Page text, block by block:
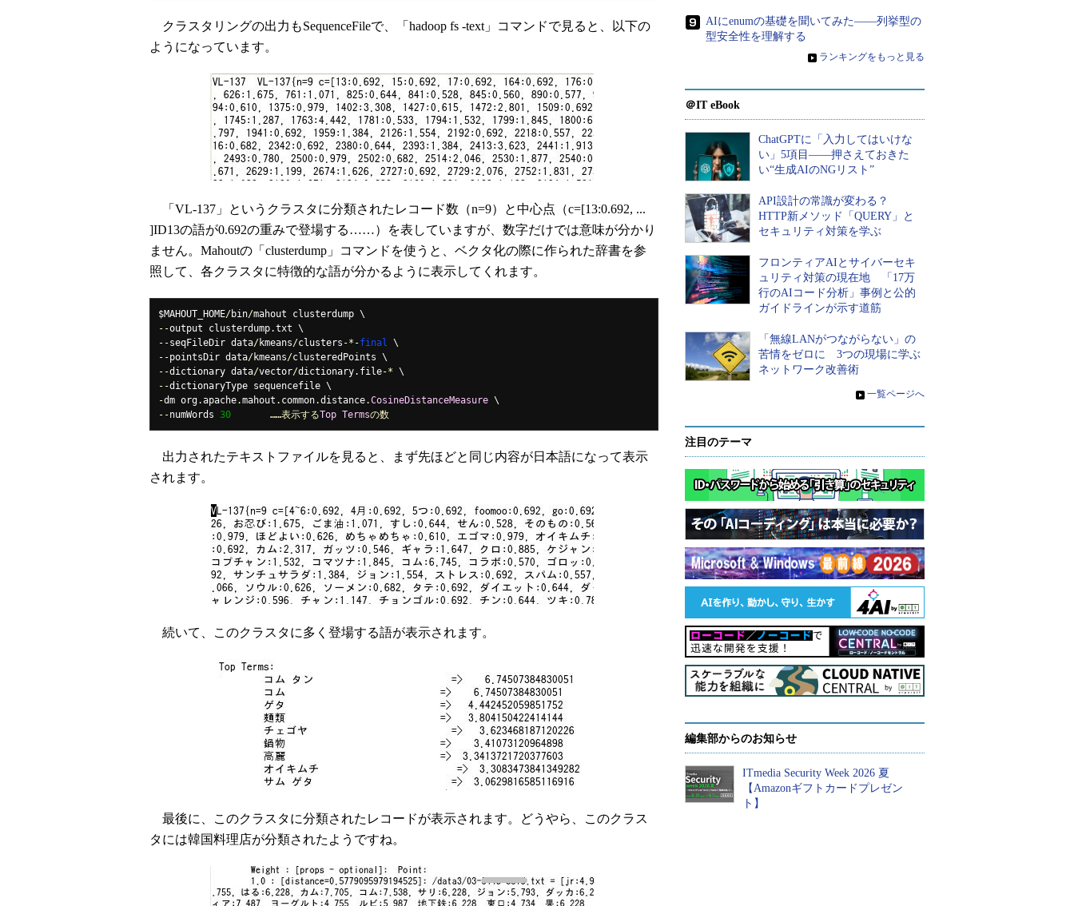
クラスタリングの出力もSequenceFileで、「hadoop fs -text」コマンドで見ると、以下の
ようになっています。
「VL-137」というクラスタに分類されたレコード数（n=9）と中心点（c=[13:0.692, ...
]ID13の語が0.692の重みで登場する……）を表していますが、数字だけでは意味が分かり
ません。Mahoutの「clusterdump」コマンドを使うと、ベクタ化の際に作られた辞書を参
照して、各クラスタに特徴的な語が分かるように表示してくれます。
$MAHOUT_HOME/bin/
--output clusterdump.
--seqFileDir data/kmeans/clusters -*-final
--pointsDir data/kmeans/
--dictionary data/vector/dictionary. file-*
--
-dm org.apache.mahout . common.distance.CosineDistanceMeasure
--numWords 30 ……表示するTop Termsの数
出力されたテキストファイルを見ると、まず先ほどと同じ内容が日本語になって表示
されます。
続いて、このクラスタに多く登場する語が表示されます。
最後に、このクラスタに分類されたレコードが表示されます。どうやら、このクラス
タには韓国料理店が分類されたようですね。
AIにenumの基礎を聞いてみた――列挙型の
型安全性を理解する
» ランキングをもっと見る
＠IT eBook
ChatGPTに「入力してはいけな
い」5項目――押さえておきた
い“生成AIのNGリスト”
API設計の常識が変わる？
HTTP新メソッド「QUERY」と
セキュリティ対策を学ぶ
フロンティアAIとサイバーセキ
ュリティ対策の現在地 「17万
行のAIコード分析」事例と公的
ガイドラインが示す道筋
「無線LANがつながらない」の
苦情をゼロに 3つの現場に学ぶ
ネットワーク改善術
» 一覧ページへ
注目のテーマ
編集部からのお知らせ
ITmedia Security Week 2026 夏
【Amazonギフトカードプレゼン
ト】